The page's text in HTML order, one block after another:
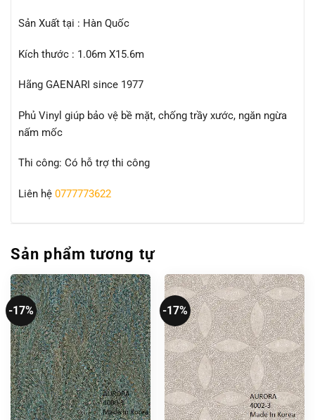
Sản Xuất tại : Hàn Quốc
Kích thước : 1.06m X15.6m
Hãng GAENARI since 1977
Phủ Vinyl giúp bảo vệ bề mặt, chống trầy xước, ngăn ngừa
nấm mốc
Thi công: Có hỗ trợ thi công
Liên hệ 0777773622
Sản phẩm tương tự
-17% -17%